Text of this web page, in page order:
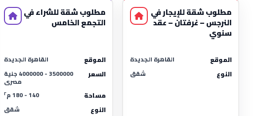
مطلوب شقة للإيجار في
النرجس – غرفتان – عقد
سنوي
الموقع
القاهرة الجديدة
النوع
شقق
مطلوب شقة للشراء في
التجمع الخامس
الموقع
القاهرة الجديدة
السعر
3500000 - 4000000 جنية
مصرى
مساحة
140 - 180 م ٢
النوع شقق